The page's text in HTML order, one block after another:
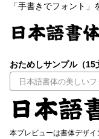
よくあるご質問
お問い合わせ
太さ・ウェイト
セット or 単体
文字種類
「手書きでフォント」
おためしサンプル（15
本プレビューは書体デザイ